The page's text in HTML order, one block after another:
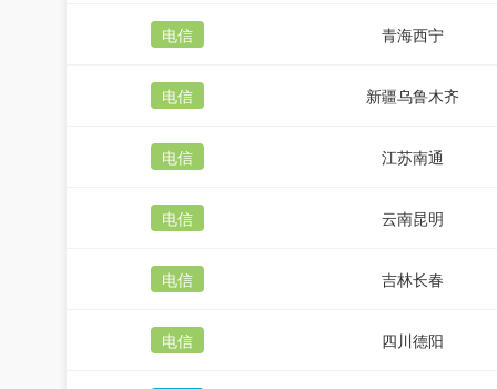
电信 青海西宁
电信 新疆乌鲁木齐
电信 江苏南通
电信 云南昆明
电信 吉林长春
电信 四川德阳